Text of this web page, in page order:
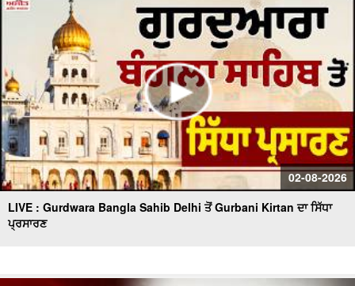
02-08-2026
LIVE : Gurdwara Bangla Sahib Delhi ਤੋਂ Gurbani Kirtan ਦਾ ਸਿੱਧਾ
ਪ੍ਰਸਾਰਣ